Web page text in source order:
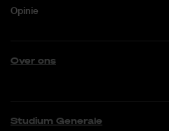
Opinie
Over ons
Studium Generale